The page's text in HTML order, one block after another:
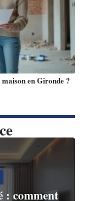
en Gironde ?
: comment